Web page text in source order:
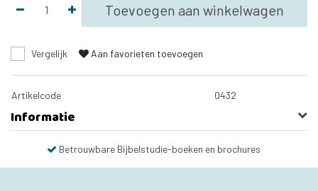
Toevoegen aan winkelwagen
Vergelijk Aan favorieten toevoegen
Artikelcode 0432
Informatie
Betrouwbare Bijbelstudie-boeken en brochures